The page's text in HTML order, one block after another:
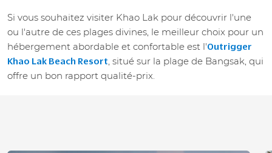
Si vous souhaitez visiter Khao Lak pour découvrir l'une
ou l'autre de ces plages divines, le meilleur choix pour un
hébergement abordable et confortable est l'Outrigger
Khao Lak Beach Resort, situé sur la plage de Bangsak, qui
offre un bon rapport qualité-prix.